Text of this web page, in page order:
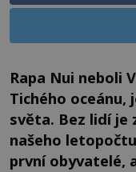
Rapa Nui neboli
Tichého oceánu,
světa. Bez lidí
našeho
první obyvatelé,